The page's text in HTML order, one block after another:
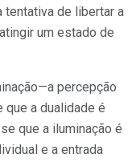
de libertar a
um estado de
percepção
que a dualidade é
que a iluminação é
e a entrada